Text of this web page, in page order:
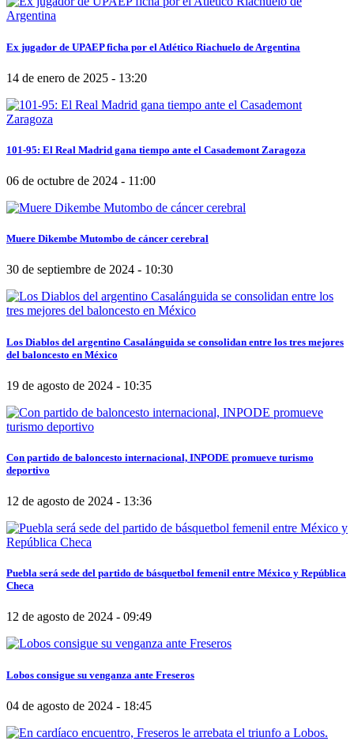
Ex jugador de UPAEP ficha por el Atlético Riachuelo de Argentina
14 de enero de 2025 - 13:20
101-95: El Real Madrid gana tiempo ante el Casademont Zaragoza
06 de octubre de 2024 - 11:00
Muere Dikembe Mutombo de cáncer cerebral
30 de septiembre de 2024 - 10:30
Los Diablos del argentino Casalánguida se consolidan entre los tres mejores
del baloncesto en México
19 de agosto de 2024 - 10:35
Con partido de baloncesto internacional, INPODE promueve turismo
deportivo
12 de agosto de 2024 - 13:36
Puebla será sede del partido de básquetbol femenil entre México y República
Checa
12 de agosto de 2024 - 09:49
Lobos consigue su venganza ante Freseros
04 de agosto de 2024 - 18:45